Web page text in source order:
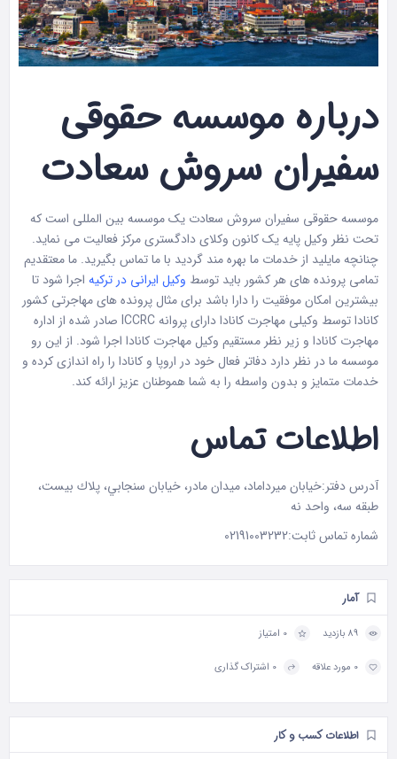
درباره موسسه حقوقی
سفیران سروش سعادت
موسسه حقوقی سفیران سروش سعادت یک موسسه بین المللی است که
تحت نظر وکیل پایه یک کانون وکلای دادگستری مرکز فعالیت می نماید.
چنانچه مایلید از خدمات ما بهره مند گردید با ما تماس بگیرید. ما معتقدیم
تمامی پرونده های هر کشور باید توسط وکیل ایرانی در ترکیه اجرا شود تا
بیشترین امکان موفقیت را دارا باشد برای مثال پرونده های مهاجرتی کشور
کانادا توسط وکیلی مهاجرت کانادا دارای پروانه ICCRC صادر شده از اداره
مهاجرت کانادا و زیر نظر مستقیم وکیل مهاجرت کانادا اجرا شود. از این رو
موسسه ما در نظر دارد دفاتر فعال خود در اروپا و کانادا را راه اندازی کرده و
خدمات متمایز و بدون واسطه را به شما هموطنان عزیز ارائه کند.
اطلاعات تماس
آدرس دفتر:خیابان ميرداماد، ميدان مادر، خیابان سنجابي، پلاك بيست،
طبقه سه، واحد نه
شماره تماس ثابت:02191003232
آمار
89 بازدید 0 امتیاز
0 مورد علاقه 0 اشتراک گذاری
اطلاعات کسب و کار